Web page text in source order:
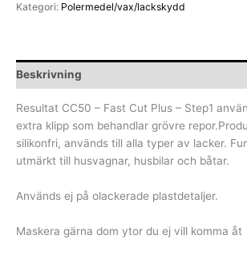
Kategori: Polermedel/vax/lackskydd
Beskrivning
Resultat CC50 – Fast Cut Plus – Step1
extra klipp som behandlar grövre
silikonfri, används till alla typer av lacker.
utmärkt till husvagnar, husbilar och båtar.
Används ej på olackerade plastdetaljer.
Maskera gärna dom ytor du ej vill komma åt